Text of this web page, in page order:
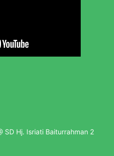
SD Hj. Isriati Baiturrahman 2